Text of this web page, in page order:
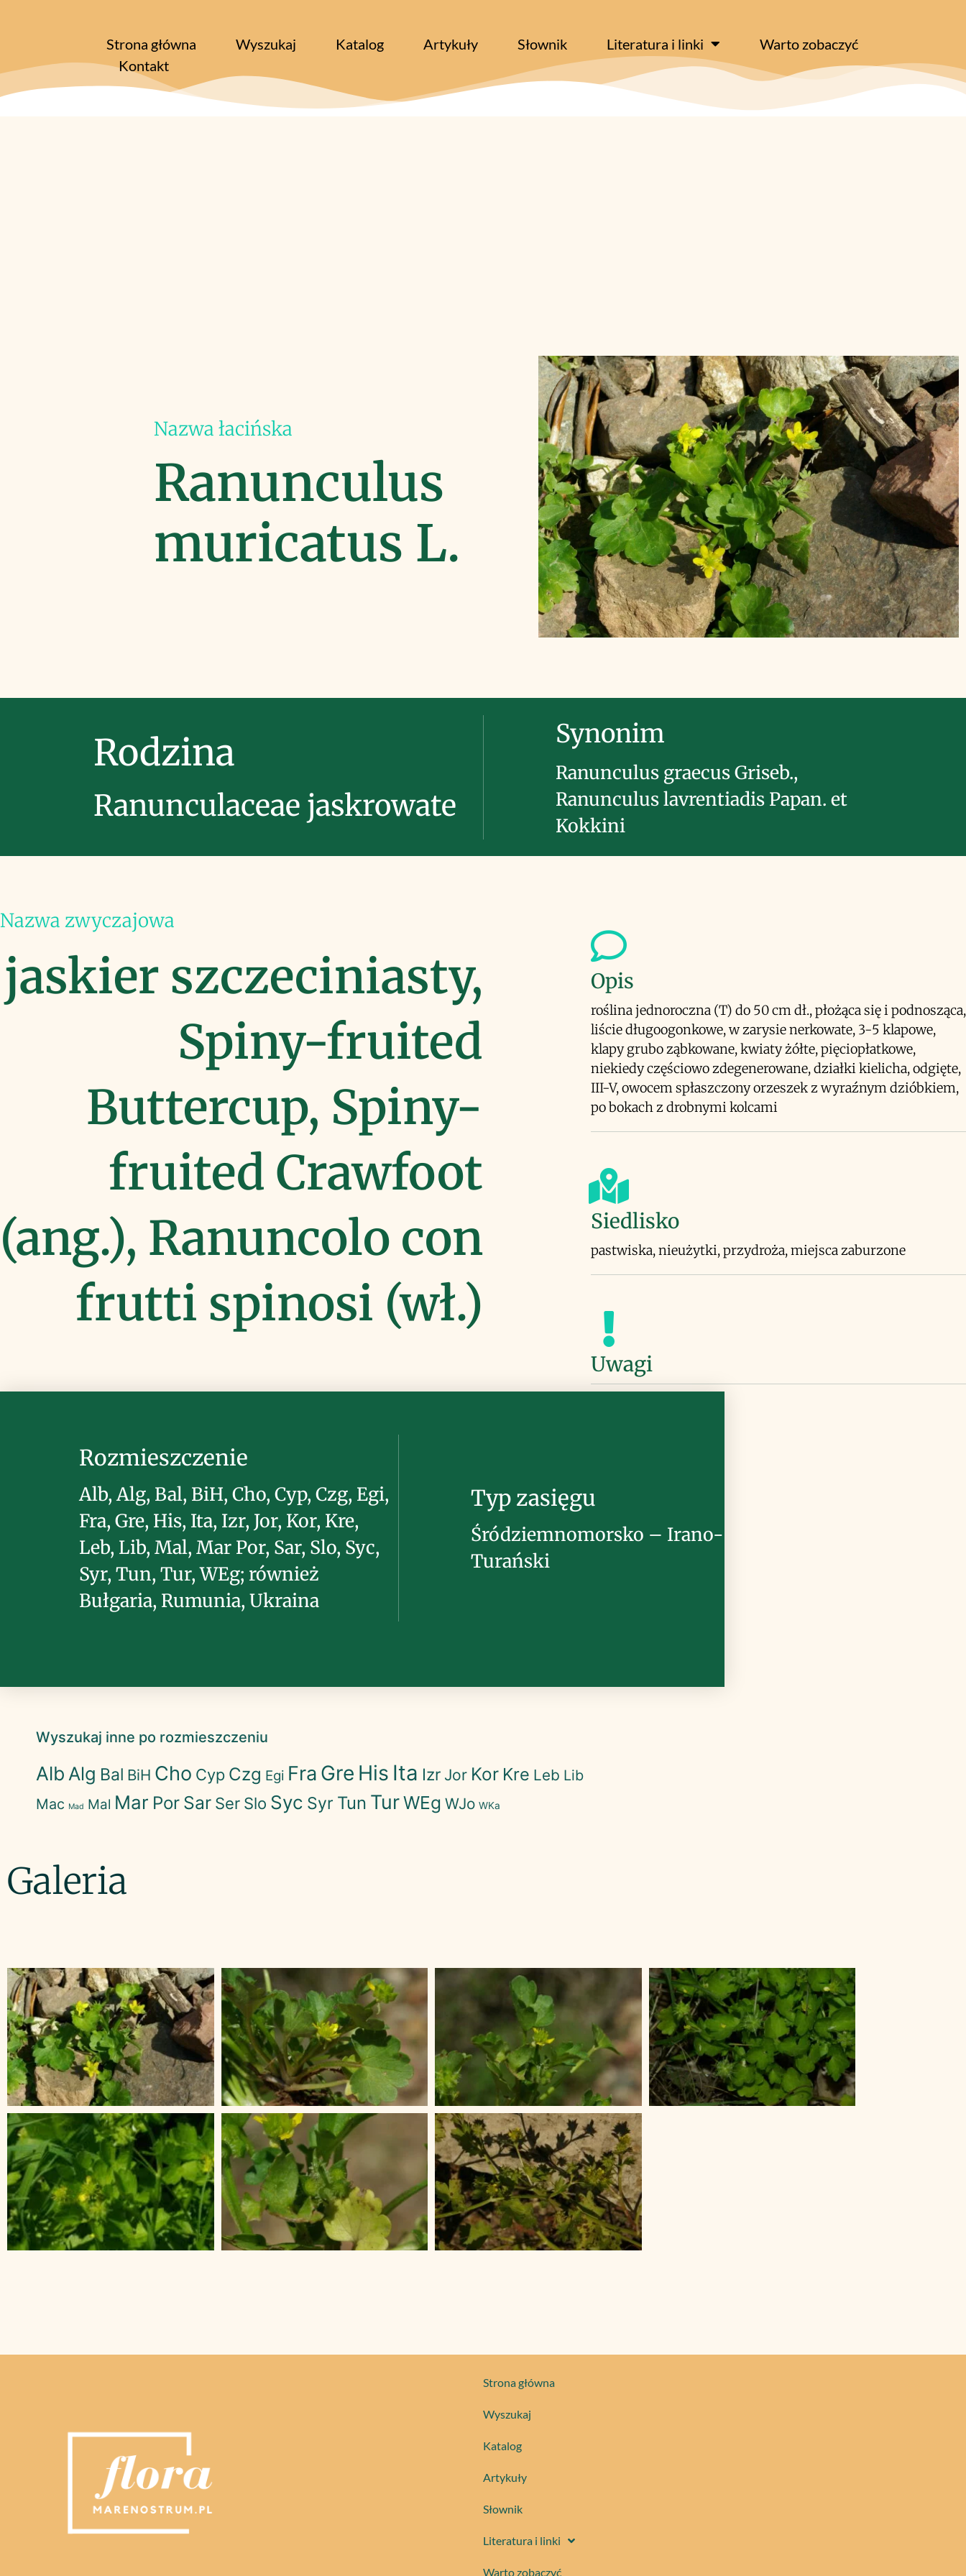
Strona główna Wyszukaj Katalog Artykuły Słownik Literatura i linki
Warto zobaczyć
Kontakt
Nazwa łacińska
Ranunculus
muricatus L.
Rodzina
Ranunculaceae jaskrowate
Synonim
Ranunculus graecus Griseb.,
Ranunculus lavrentiadis Papan. et
Kokkini
Nazwa zwyczajowa
jaskier szczeciniasty,
Spiny-fruited
Buttercup, Spiny-
fruited Crawfoot
(ang.), Ranuncolo con
frutti spinosi (wł.)
Opis
roślina jednoroczna (T) do 50 cm dł., płożąca się i podnosząca,
liście długoogonkowe, w zarysie nerkowate, 3-5 klapowe,
klapy grubo ząbkowane, kwiaty żółte, pięciopłatkowe,
niekiedy częściowo zdegenerowane, działki kielicha, odgięte,
III-V, owocem spłaszczony orzeszek z wyraźnym dzióbkiem,
po bokach z drobnymi kolcami
Siedlisko
pastwiska, nieużytki, przydroża, miejsca zaburzone
Uwagi
Rozmieszczenie
Alb, Alg, Bal, BiH, Cho, Cyp, Czg, Egi,
Fra, Gre, His, Ita, Izr, Jor, Kor, Kre,
Leb, Lib, Mal, Mar Por, Sar, Slo, Syc,
Syr, Tun, Tur, WEg; również
Bułgaria, Rumunia, Ukraina
Typ zasięgu
Śródziemnomorsko – Irano-
Turański
Wyszukaj inne po rozmieszczeniu
Alb Alg Bal BiH Cho Cyp Czg Egi Fra Gre His Ita Izr Jor Kor Kre Leb Lib
Mac Mad Mal Mar Por Sar Ser Slo Syc Syr Tun TurWEg WJo WKa
Galeria
Strona główna
Wyszukaj
Katalog
Artykuły
Słownik
Literatura i linki
Warto zobaczyć